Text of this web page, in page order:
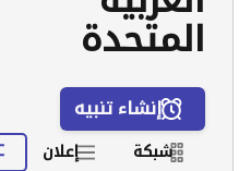
المتحدة
إنشاء تنبيه
شبكة إعلان